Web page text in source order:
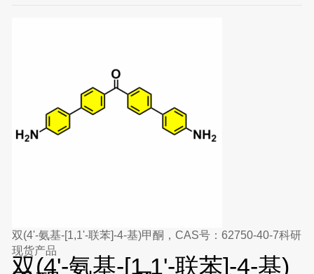
双(4'-氨基-[1,1'-联苯]-4-基)甲酮，CAS号：62750-40-7科研
现货产品
双(4'-氨基-[1,1'-联苯]-4-基)